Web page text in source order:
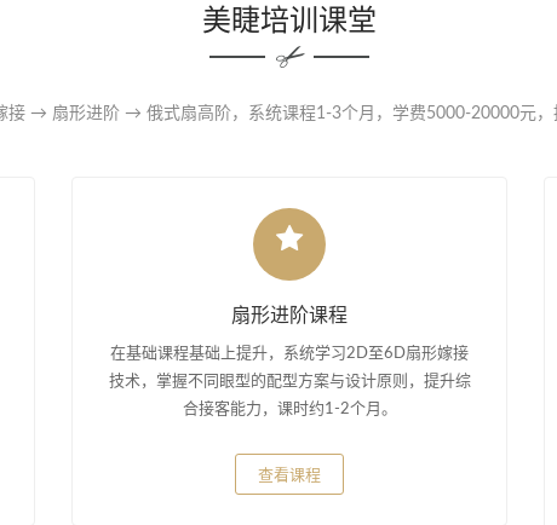
美睫培训课堂
接 → 扇形进阶 → 俄式扇高阶，系统课程1-3个月，学费5000-20000元，
扇形进阶课程
在基础课程基础上提升，系统学习2D至6D扇形嫁接
技术，掌握不同眼型的配型方案与设计原则，提升综
合接客能力，课时约1-2个月。
查看课程